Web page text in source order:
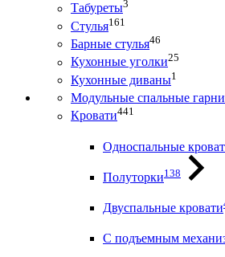
Табуреты3
Стулья161
Барные стулья46
Кухонные уголки25
Кухонные диваны1
Модульные спальные
Кровати441
Односпальные
Полуторки138
Двуспальные кровати
С подъемным